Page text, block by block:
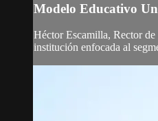
Modelo Educativo
Héctor Escamilla, Rector
institución enfocada al